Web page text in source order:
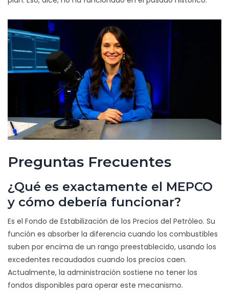
Preguntas Frecuentes
¿Qué es exactamente el MEPCO
y cómo debería funcionar?
Es el Fondo de Estabilización de los Precios del Petróleo. Su
función es absorber la diferencia cuando los combustibles
suben por encima de un rango preestablecido, usando los
excedentes recaudados cuando los precios caen.
Actualmente, la administración sostiene no tener los
fondos disponibles para operar este mecanismo.